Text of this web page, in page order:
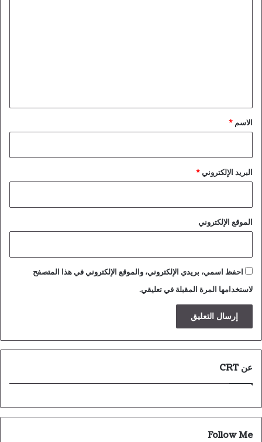
*
الاسم *
البريد الإلكتروني*
الموقع الإلكتروني
احفظ اسمي، بريدي الإلكتروني، والموقع الإلكتروني في هذا المتصفح
لاستخدامها المرة المقبلة في تعليقي.
عن CRT
Follow Me